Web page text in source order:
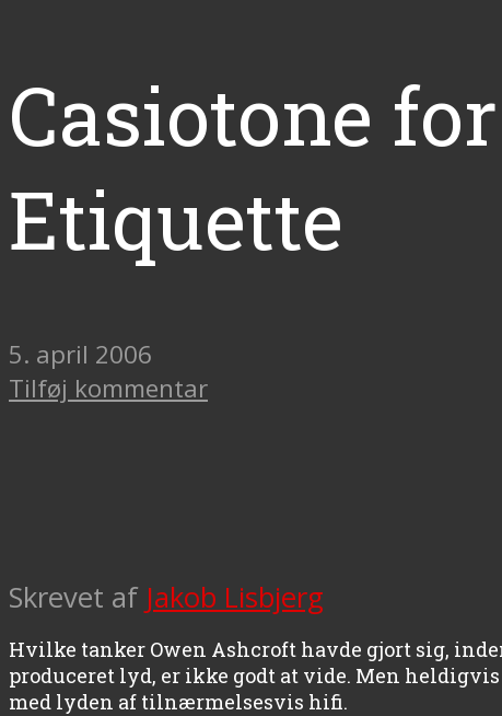
Casiotone
Etiquette
5. april 2006
Tilføj kommentar
Skrevet af Jakob Lisbjerg
Hvilke tanker Owen Ashcroft havde gjort sig,
produceret lyd, er ikke godt at vide. Men
med lyden af tilnærmelsesvis hifi.